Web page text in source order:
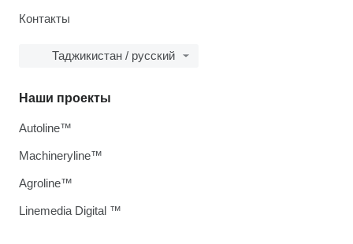
Контакты
Таджикистан / русский
Наши проекты
Autoline™
Machineryline™
Agroline™
Linemedia Digital ™